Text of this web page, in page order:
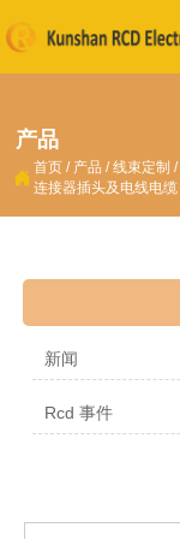
产品
 首页 / 产品 /线束定制 /
连接器插头及电线电缆
新闻
Rcd 事件